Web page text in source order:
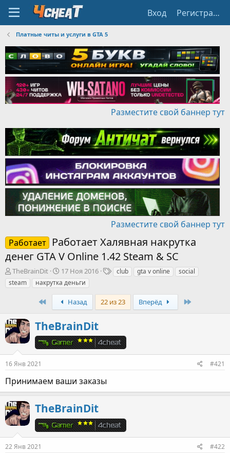
Вход Регистрация
Платные читы и услуги в GTA 5
Разместите свой баннер тут
Разместите свой баннер тут
Работает
Работает Халявная накрутка
денег GTA V Online 1.42 Steam & SC
А
в
т
т
е
м
ы
TheBrainDit
Д
а
т
а
н
ч
а
л
а
17 Ноя 2016
Тclub gta v online
social
steam
накрутка деньги
Назад 22 из 23 Вперёд
TheBrainDit
16 Янв 2021 #421
Принимаем ваши заказы
TheBrainDit
22 Янв 2021 #422